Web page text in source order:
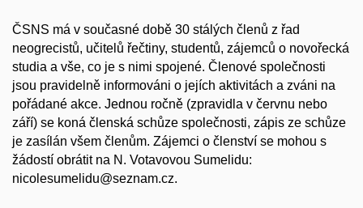
ČSNS má v současné době 30 stálých členů z řad
neogrecistů, učitelů řečtiny, studentů, zájemců o novořecká
studia a vše, co je s nimi spojené. Členové společnosti
jsou pravidelně informováni o jejích aktivitách a zváni na
pořádané akce. Jednou ročně (zpravidla v červnu nebo
září) se koná členská schůze společnosti, zápis ze schůze
je zasílán všem členům. Zájemci o členství se mohou s
žádostí obrátit na N. Votavovou Sumelidu:
nicolesumelidu@seznam.cz.